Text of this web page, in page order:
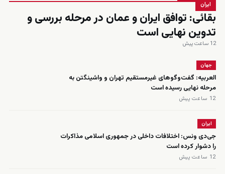
ایران
بقائی: توافق ایران و عمان در مرحله بررسی و
تدوین نهایی است
12 ساعت پیش
جهان
العربیه: گفت‌وگوهای غیرمستقیم تهران و واشینگتن به
مرحله نهایی رسیده است
12 ساعت پیش
ایران
جی‌دی ونس: اختلافات داخلی در جمهوری اسلامی مذاکرات
را دشوار کرده است
12 ساعت پیش